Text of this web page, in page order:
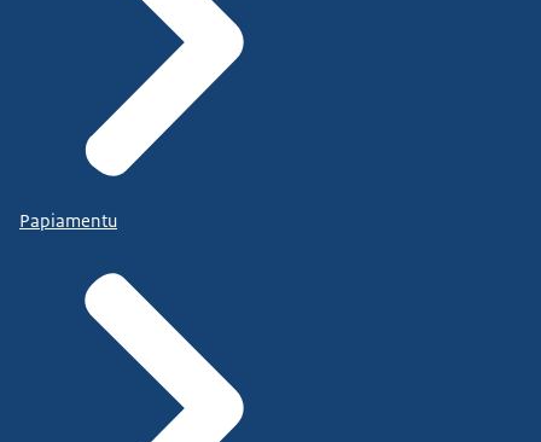
Papiamentu